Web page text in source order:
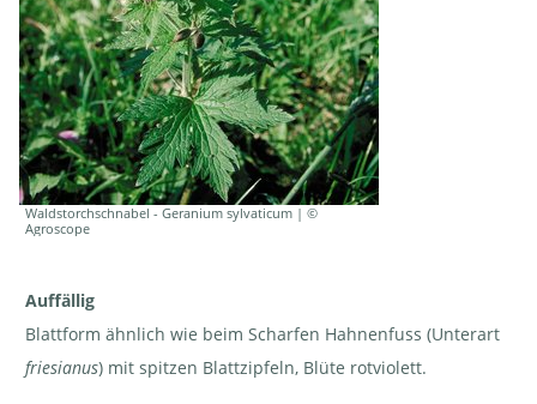
Waldstorchschnabel - Geranium sylvaticum | ©
Agroscope
Auffällig
Blattform ähnlich wie beim Scharfen Hahnenfuss (Unterart
friesianus) mit spitzen Blattzipfeln, Blüte rotviolett.